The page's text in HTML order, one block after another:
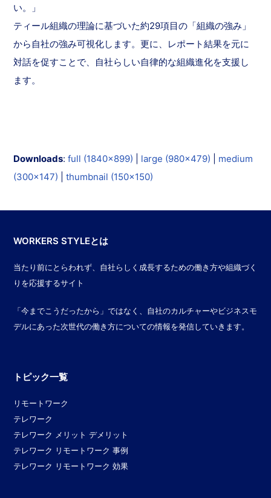
い。」
ティール組織の理論に基づいた約29項目の「組織の強み」
から自社の強み可視化します。更に、レポート結果を元に
対話を促すことで、自社らしい自律的な組織進化を支援し
ます。
Downloads:full (1840x899) large (980x479)
medium
(300x147) |thumbnail (150x150)
WORKERS STYLEとは
当たり前にとらわれず、自社らしく成長するための働き方や組織づく
りを応援するサイト
「今までこうだったから」ではなく、自社のカルチャーやビジネスモ
デルにあった次世代の働き方についての情報を発信していきます。
トピック一覧
リモートワーク
テレワーク
テレワーク メリット デメリット
テレワーク リモートワーク 事例
テレワーク リモートワーク 効果